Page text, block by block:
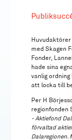
med Skagen
Fonder,
hade sina
vanlig
att locka till
Per H
regionfonden
- Aktiefond
förvaltad
Dalaregionen.